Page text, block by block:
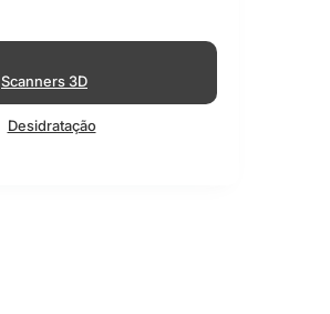
Desidratação
Scanners 3D